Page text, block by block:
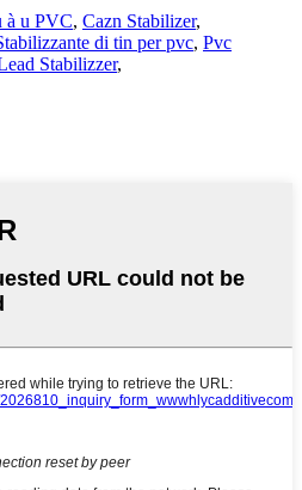
à u PVC, Cazn Stabilizer,
di tin per pvc, Pvc
Stabilizzer,